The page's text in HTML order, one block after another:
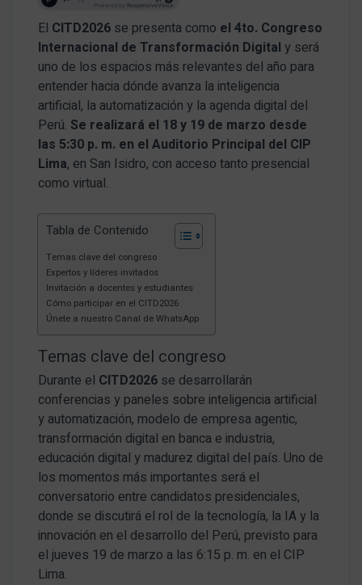
El CITD2026 se presenta como el 4to. Congreso
Internacional de Transformación Digital y será
uno de los espacios más relevantes del año para
entender hacia dónde avanza la inteligencia
artificial, la automatización y la agenda digital del
Perú. Se realizará el 18 y 19 de marzo desde
las 5:30 p. m. en el Auditorio Principal del CIP
Lima, en San Isidro, con acceso tanto presencial
como virtual.
Tabla de Contenido
Temas clave del congreso
Expertos y líderes invitados
Invitación a docentes y estudiantes
Cómo participar en el CITD2026
Únete a nuestro Canal de WhatsApp
Temas clave del congreso
Durante el CITD2026 se desarrollarán
conferencias y paneles sobre inteligencia artificial
y automatización, modelo de empresa agentic,
transformación digital en banca e industria,
educación digital y madurez digital del país. Uno de
los momentos más importantes será el
conversatorio entre candidatos presidenciales,
donde se discutirá el rol de la tecnología, la IA y la
innovación en el desarrollo del Perú, previsto para
el jueves 19 de marzo a las 6:15 p. m. en el CIP
Lima.